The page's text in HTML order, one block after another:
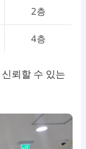
2층
4층
뢰할 수 있는